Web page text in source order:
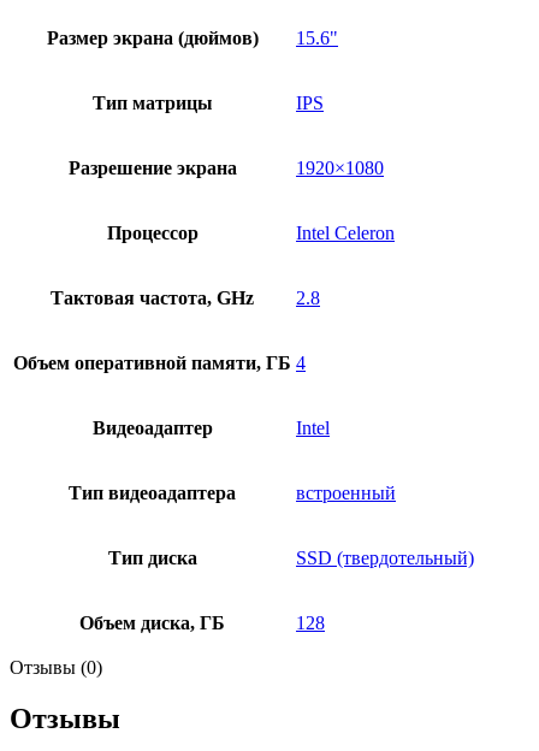
Размер экрана (дюймов) 15.6"
Тип матрицы IPS
Разрешение экрана 1920×1080
Процессор Intel Celeron
Тактовая частота, GHz 2.8
Объем оперативной памяти, ГБ 4
Видеоадаптер Intel
Тип видеоадаптера встроенный
Тип диска SSD (твердотельный)
Объем диска, ГБ 128
Отзывы (0)
Отзывы